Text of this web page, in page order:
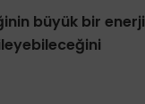
büyük bir enerji